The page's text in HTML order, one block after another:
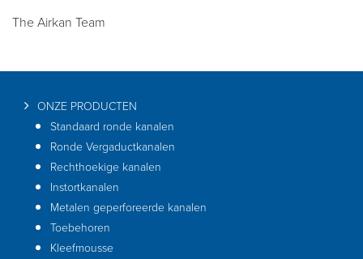
The Airkan Team
ONZE PRODUCTEN
Standaard ronde kanalen
Ronde Vergaductkanalen
Rechthoekige kanalen
Instortkanalen
Metalen geperforeerde kanalen
Toebehoren
Kleefmousse